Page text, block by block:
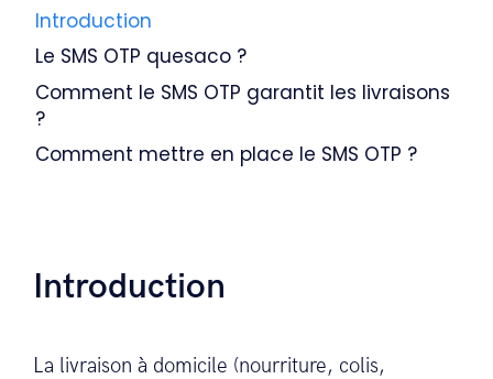
Introduction
Le SMS OTP quesaco ?
Comment le SMS OTP garantit les livraisons
?
Comment mettre en place le SMS OTP ?
Introduction
La livraison à domicile (nourriture, colis,